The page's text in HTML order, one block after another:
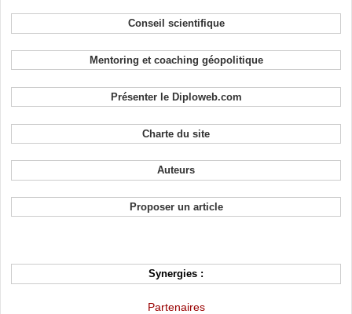
Conseil scientifique
Mentoring et coaching géopolitique
Présenter le Diploweb.com
Charte du site
Auteurs
Proposer un article
Synergies :
Partenaires